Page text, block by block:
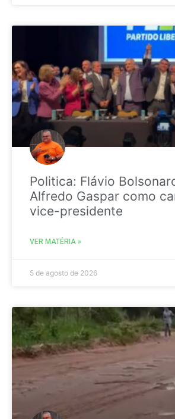
Politica: Flávio
Alfredo Gaspar como
vice-presidente
VER MATÉRIA »
5 de agosto de 2026